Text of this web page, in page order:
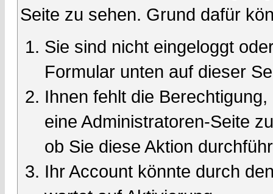
Seite zu sehen. Grund dafür
Sie sind nicht eingeloggt
Formular unten auf dieser
Ihnen fehlt die
eine Administratoren-Seite
ob Sie diese Aktion
Ihr Account könnte durch